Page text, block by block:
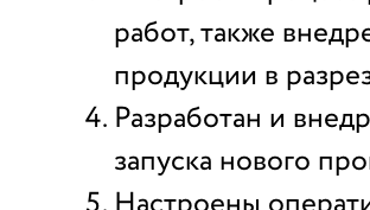
работ, также
продукции в
Разработан и
запуска нового